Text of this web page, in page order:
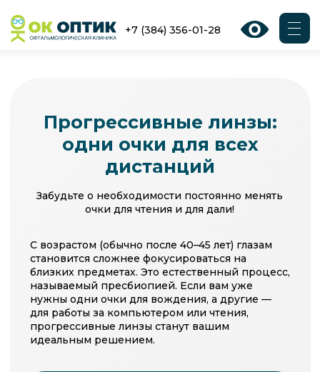
ДОКУМЕНТЫ
+7 (384) 356-01-28
С возрастом (обычно после 40–45 лет) глазам
близких предметах. Это естественный процесс,
называемый пресбиопией. Если вам уже
нужны одни очки для вождения, а другие —
идеальным решением.
Забудьте о необходимости постоянно менять
очки для чтения и для дали!
дистанций
ЗАПИСАТЬСЯ НА ПОДБОР ОЧКОВ